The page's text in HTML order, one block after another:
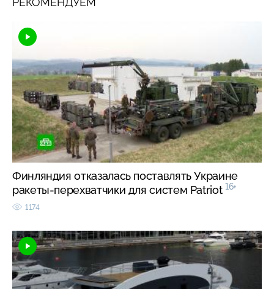
Финляндия отказалась поставлять Украине
ракеты-перехватчики для систем Patriot 16+
1174